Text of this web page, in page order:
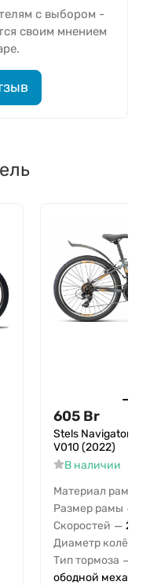
с выбором -
своим мнением
605 Br
Stels Navigator
V010 (2022)
В наличии
Материал рамы
Размер рамы —
Скоростей — 21
Диаметр колёс
Тип тормоза —
ободной